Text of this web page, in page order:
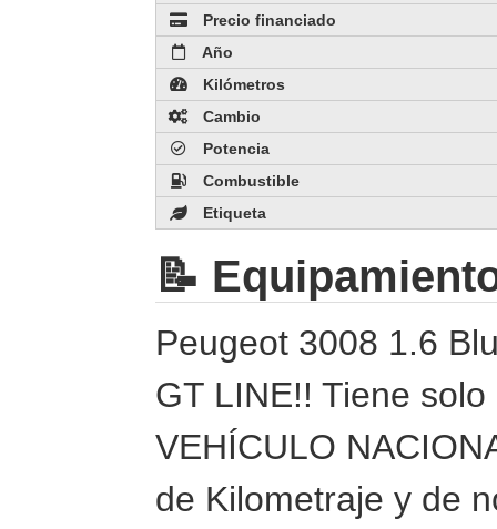
Precio financiado
Año
Kilómetros
Cambio
Potencia
Combustible
Etiqueta
📝
Peugeot 3008 1.6
GT LINE!! Tiene
VEHÍCULO
de Kilometraje y de